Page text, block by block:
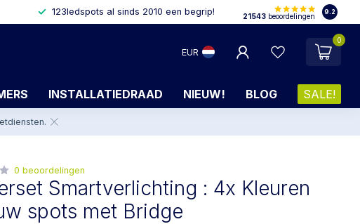
123ledspots al sinds 2010 een begrip! 21543 beoordelingen
9.2
EUR
0
INSTALLATIEDRAAD NIEUW! BLOG SALE!
0 beoordelingen
Smartverlichting : 4x Kleuren
spots met Bridge